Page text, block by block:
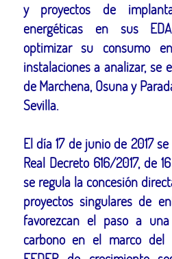
y proyectos de
energéticas en sus
optimizar su consumo
instalaciones a analizar, se
de Marchena, Osuna y
Sevilla.
El día 17 de junio de 2017
Real Decreto 616/2017, de
se regula la concesión
proyectos singulares de
favorezcan el paso a
carbono en el marco del